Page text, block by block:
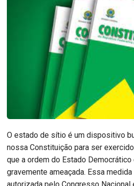
O estado de sítio é um dispositivo
nossa Constituição para ser
que a ordem do Estado
gravemente ameaçada. Essa
autorizada pelo Congresso